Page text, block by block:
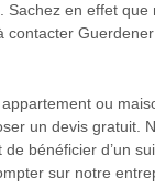
en effet
Guerdener
ou
un devis gratuit.
bénéficier d’un
sur notre